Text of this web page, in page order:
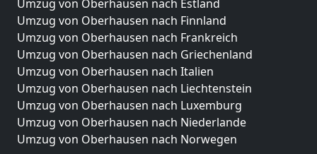
Umzug von Oberhausen nach Estland
Umzug von Oberhausen nach Finnland
Umzug von Oberhausen nach Frankreich
Umzug von Oberhausen nach Griechenland
Umzug von Oberhausen nach Italien
Umzug von Oberhausen nach Liechtenstein
Umzug von Oberhausen nach Luxemburg
Umzug von Oberhausen nach Niederlande
Umzug von Oberhausen nach Norwegen